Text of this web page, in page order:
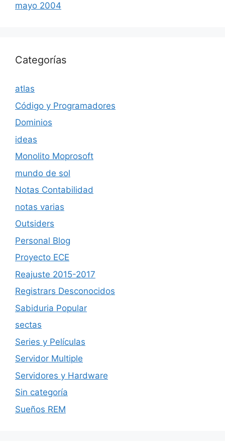
mayo 2004
Categorías
atlas
Código y Programadores
Dominios
ideas
Monolito Moprosoft
mundo de sol
Notas Contabilidad
notas varias
Outsiders
Personal Blog
Proyecto ECE
Reajuste 2015-2017
Registrars Desconocidos
Sabiduria Popular
sectas
Series y Películas
Servidor Multiple
Servidores y Hardware
Sin categoría
Sueños REM